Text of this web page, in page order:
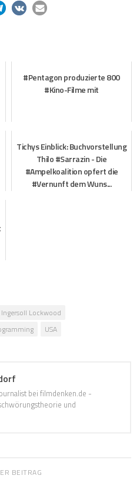
#Pentagon produzierte 800
#Kino-Filme mit
Tichys Einblick: Buchvorstellung
Thilo #Sarrazin - Die
#Ampelkoalition opfert die
#Vernunft dem Wuns...
Ingersoll Lockwood
USA
bei filmdenken.de -
und
BEITRAG